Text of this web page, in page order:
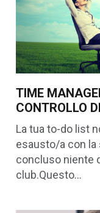
TIME
CONTROLLO
La tua to-do list
esausto/a con la
concluso niente
club.Questo…